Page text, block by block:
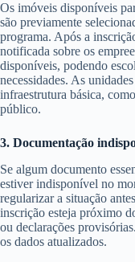
Os imóveis disponíveis
são previamente
programa. Após a
notificada sobre os
disponíveis, podendo
necessidades. As
infraestrutura básica,
público.
3. Documentação
Se algum documento
estiver indisponível no
regularizar a situação
inscrição esteja próximo
ou declarações
os dados atualizados.